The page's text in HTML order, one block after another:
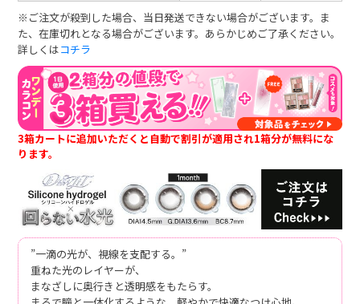
※ご注文が殺到した場合、当日発送できない場合がございます。ま
た、在庫切れとなる場合がございます。あらかじめご了承ください。
詳しくはコチラ
3箱カートに追加いただくと自動で割引が適用され1箱分が無料にな
ります。
”一滴の光が、視線を支配する。”
重ねた光のレイヤーが、
まなざしに奥行きと透明感をもたらす。